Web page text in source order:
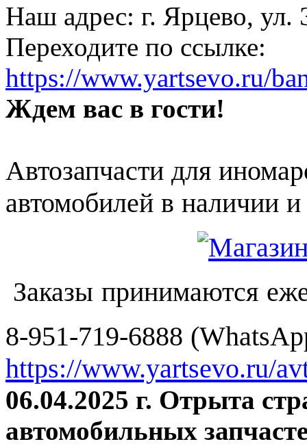
Наш адрес: г. Ярцево, ул.
Переходите по ссылке:
https://www.yartsevo.ru/
Ждем вас в гости!
Автозапчасти для
автомобилей в наличии и
Заказы принимаются
8-951-719-6888
https://www.yartsevo.ru/
06.04.2025 г. Отрыта
автомобильных